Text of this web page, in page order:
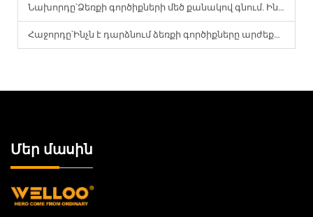
Նախորդը՝Ձեռքի գործիքների մեծ քանակով գնում. Ինչպես ստուգել ISO ստանդարտները համաշխարհային տրանսպորտային տրամադրումների համար
Հաջորդը՝Ինչն է դարձնում ձեռքի գործիքները արժեքավոր 2026 թվականին։
Մեր մասին